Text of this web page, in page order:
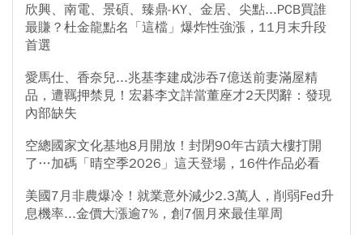
欣興、南電、景碩、臻鼎-KY、金居、尖點...PCB買誰
最賺？杜金龍點名「這檔」爆炸性強漲，11月末升段
首選
愛馬仕、香奈兒...兆基李建成涉吞7億送前妻滿屋精
品，遭羈押禁見！宏碁李文詳當董座才2天閃辭：發現
內部缺失
空總國家文化基地8月開放！封閉90年古蹟大樓打開
了…加碼「晴空季2026」這天登場，16件作品必看
美國7月非農爆冷！就業意外減少2.3萬人，削弱Fed升
息機率...金價大漲逾7%，創7個月來最佳單周